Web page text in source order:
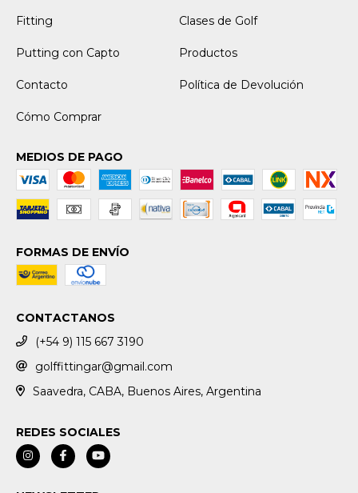
Fitting Clases de Golf
Putting con Capto Productos
Contacto Política de Devolución
Cómo Comprar
MEDIOS DE PAGO
FORMAS DE ENVÍO
CONTACTANOS
(+54 9) 115 667 3190
golffittingar@gmail.com
Saavedra, CABA, Buenos Aires, Argentina
REDES SOCIALES